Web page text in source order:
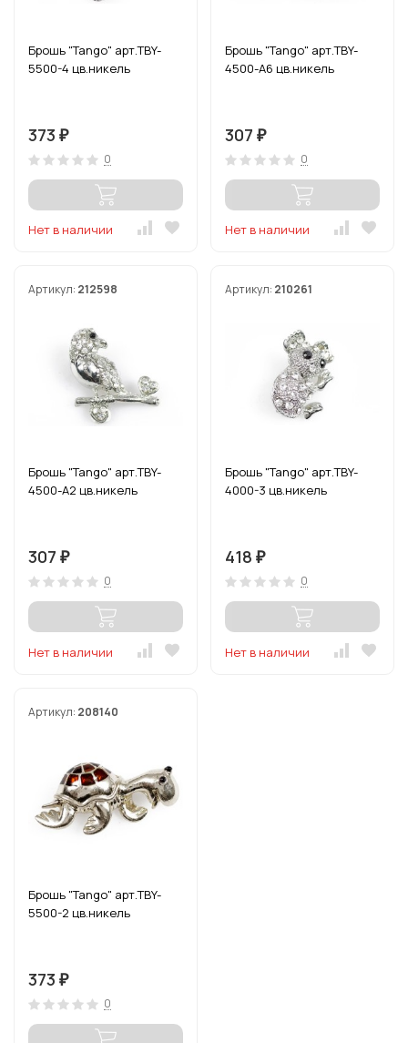
Брошь "Tango" арт.TBY-
5500-4 цв.никель
373 ₽
0
Нет в наличии
Брошь "Tango" арт.TBY-
4500-А6 цв.никель
307 ₽
0
Нет в наличии
Артикул: 212598
Брошь "Tango" арт.TBY-
4500-А2 цв.никель
307 ₽
0
Нет в наличии
Артикул: 210261
Брошь "Tango" арт.TBY-
4000-3 цв.никель
418 ₽
0
Нет в наличии
Артикул: 208140
Брошь "Tango" арт.TBY-
5500-2 цв.никель
373 ₽
0